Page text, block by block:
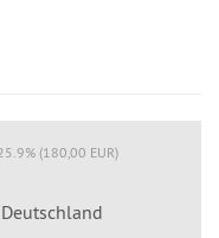
(180,00 EUR)